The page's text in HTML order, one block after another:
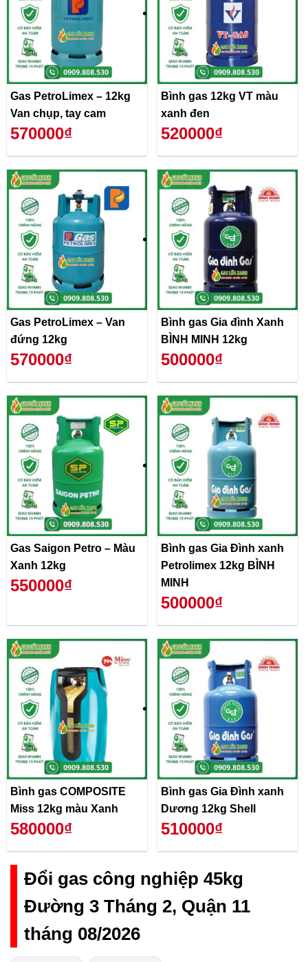
Gas PetroLimex – 12kg
Van chụp, tay cam
570000₫
Bình gas 12kg VT màu
xanh đen
520000₫
Gas PetroLimex – Van
đứng 12kg
570000₫
Bình gas Gia đình Xanh
BÌNH MINH 12kg
500000₫
Gas Saigon Petro – Màu
Xanh 12kg
550000₫
Bình gas Gia Đình xanh
Petrolimex 12kg BÌNH
MINH
500000₫
Bình gas COMPOSITE
Miss 12kg màu Xanh
580000₫
Bình gas Gia Đình xanh
Dương 12kg Shell
510000₫
Đổi gas công nghiệp 45kg
Đường 3 Tháng 2, Quận 11
tháng 08/2026